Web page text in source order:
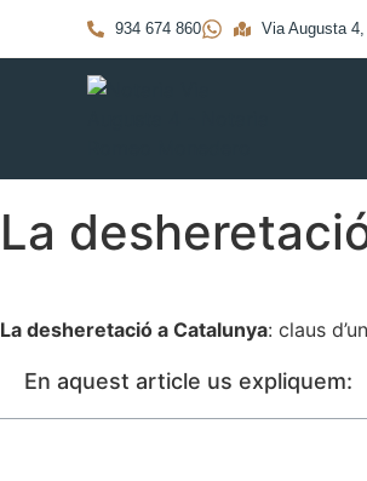
934 674 860 Via Augusta
La
La desheretació a Catalunya: claus
En aquest article us expliquem: